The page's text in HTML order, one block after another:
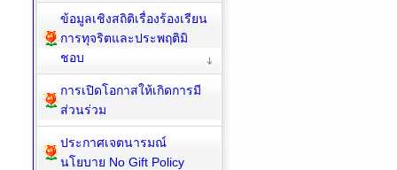
ข้อมูลเชิงสถิติเรื่องร้องเรียน
การทุจริตและประพฤติมิ
ชอบ
การเปิดโอกาสให้เกิดการมี
ส่วนร่วม
ประกาศเจตนารมณ์
นโยบาย No Gift Policy